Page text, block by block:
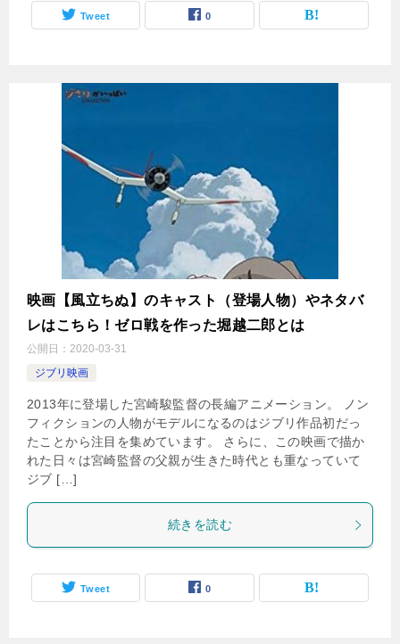
Tweet 0
映画【風立ちぬ】のキャスト（登場人物）やネタバ
レはこちら！ゼロ戦を作った堀越二郎とは
公開日： 2020-03-31
ジブリ映画
2013年に登場した宮崎駿監督の長編アニメーション。 ノン
フィクションの人物がモデルになるのはジブリ作品初だっ
たことから注目を集めています。 さらに、この映画で描か
れた日々は宮崎監督の父親が生きた時代とも重なっていて
ジブ […]
続きを読む
Tweet 0